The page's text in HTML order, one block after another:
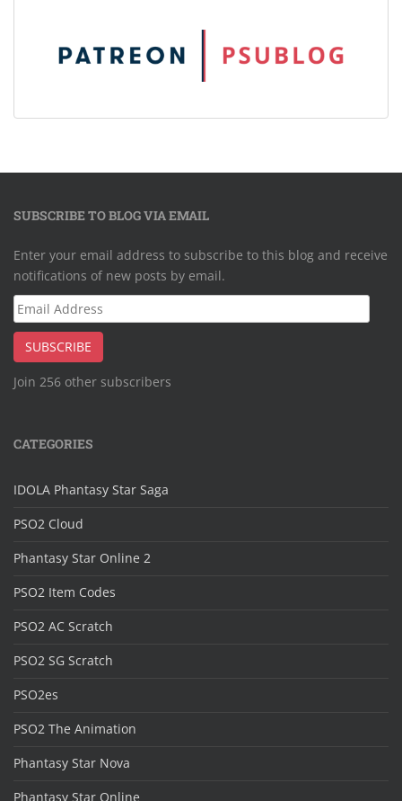
SUBSCRIBE TO BLOG VIA EMAIL
Enter your email address to subscribe to this blog and receive
notifications of new posts by email.
Email
Address
SUBSCRIBE
Join 256 other subscribers
CATEGORIES
IDOLA Phantasy Star Saga
PSO2 Cloud
Phantasy Star Online 2
PSO2 Item Codes
PSO2 AC Scratch
PSO2 SG Scratch
PSO2es
PSO2 The Animation
Phantasy Star Nova
Phantasy Star Online